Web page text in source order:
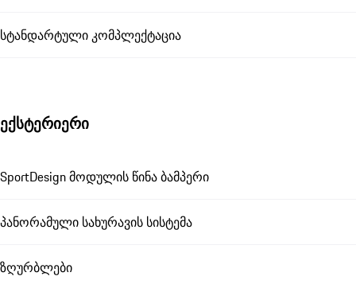
სტანდარტული კომპლექტაცია
ექსტერიერი
SportDesign მოდულის წინა ბამპერი
პანორამული სახურავის სისტემა
ზღურბლები